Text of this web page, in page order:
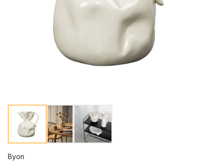
Byon